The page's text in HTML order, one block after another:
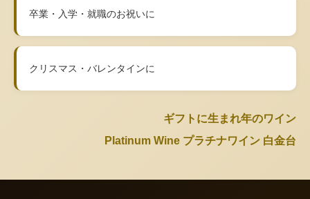
卒業・入学・就職のお祝いに
クリスマス・バレンタインに
ギフトに生まれ年のワイン
Platinum Wine プラチナワイン 白金台